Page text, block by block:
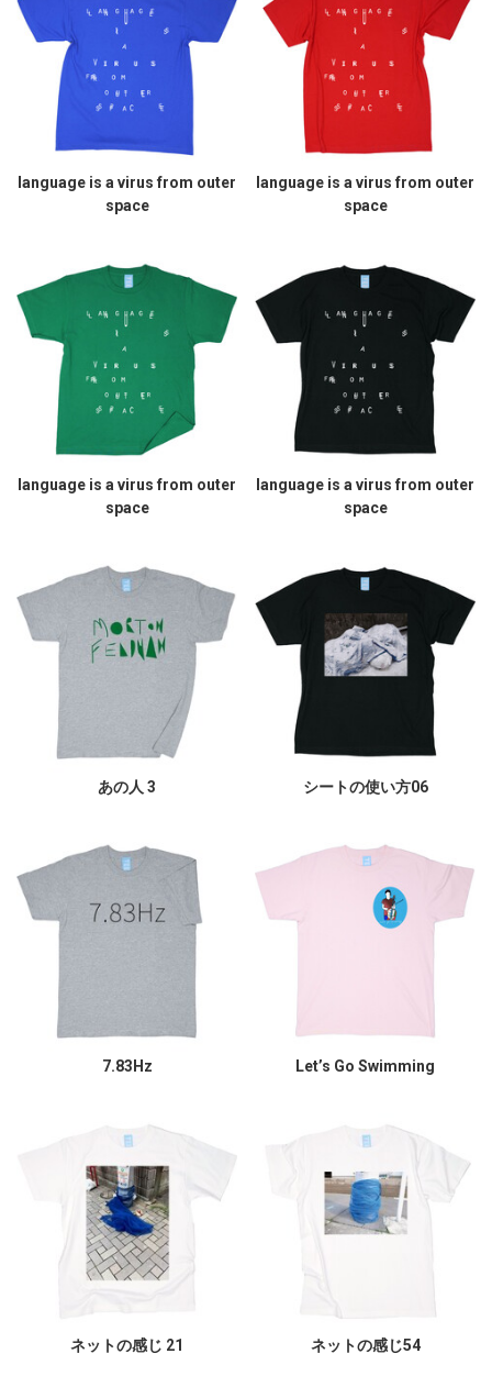
language is a virus from outer
space
language is a virus from outer
space
language is a virus from outer
space
language is a virus from outer
space
あの人 3 シートの使い方06
7.83Hz Let’s Go Swimming
ネットの感じ 21 ネットの感じ54